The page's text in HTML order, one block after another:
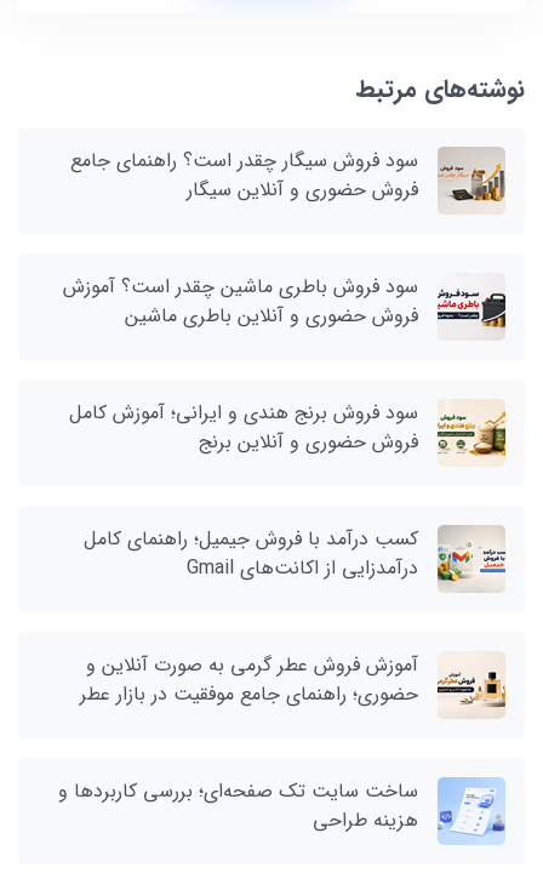
نوشته‌های مرتبط
سود فروش سیگار چقدر است؟ راهنمای جامع
فروش حضوری و آنلاین سیگار
سود فروش باطری ماشین چقدر است؟ آموزش
فروش حضوری و آنلاین باطری ماشین
سود فروش برنج هندی و ایرانی؛ آموزش کامل
فروش حضوری و آنلاین برنج
کسب درآمد با فروش جیمیل؛ راهنمای کامل
درآمدزایی از اکانت‌های Gmail
آموزش فروش عطر گرمی به صورت آنلاین و
حضوری؛ راهنمای جامع موفقیت در بازار عطر
ساخت سایت تک صفحه‌ای؛ بررسی کاربردها و
هزینه طراحی